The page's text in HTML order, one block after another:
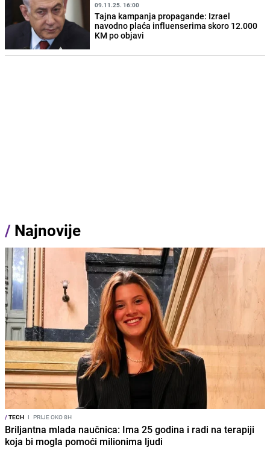
09.11.25. 16:00
Tajna kampanja propagande: Izrael
navodno plaća influenserima skoro 12.000
KM po objavi
/ Najnovije
/TECH I PRIJE OKO 8H
Briljantna mlada naučnica: Ima 25 godina i radi na terapiji
koja bi mogla pomoći milionima ljudi